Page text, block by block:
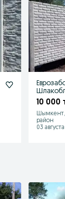
10 000
Шымкент,
район
03